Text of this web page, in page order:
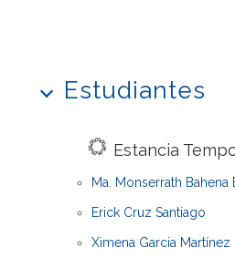
Estudiantes
Estancia
Ma. Monserrath Bahena
Erick Cruz Santiago
Ximena Garcia Martínez